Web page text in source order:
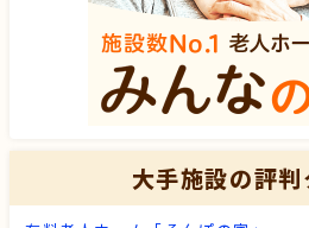
大手施設の評判